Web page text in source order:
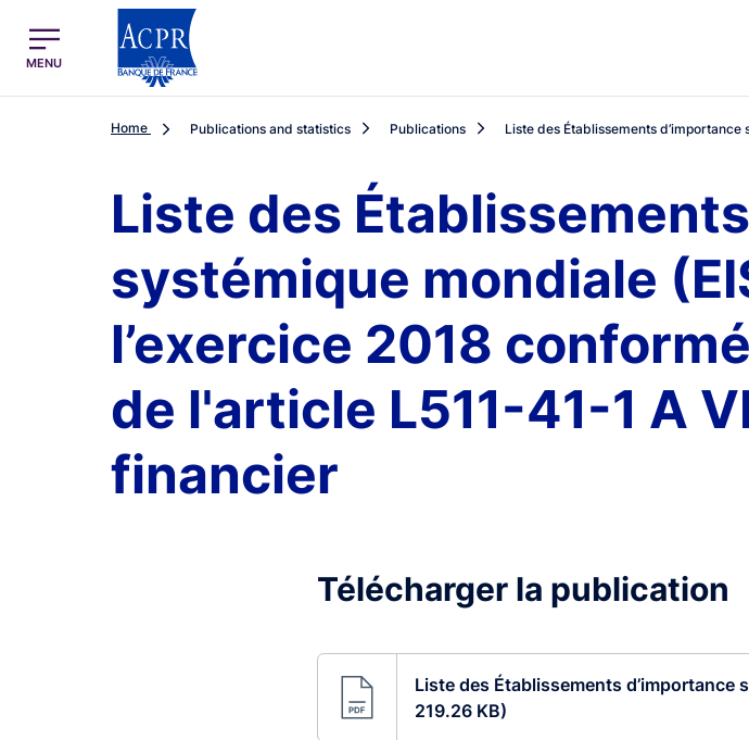
ACPR Menu Principal (English)
MENU
Home Publications and statistics Publications Liste des Établissements d’importance
Liste des
systémique mondiale
l’exercice 2018
de l'article L511-41-1 A
financier
Télécharger la publication
Liste des Établissements d’importance
219.26 KB)